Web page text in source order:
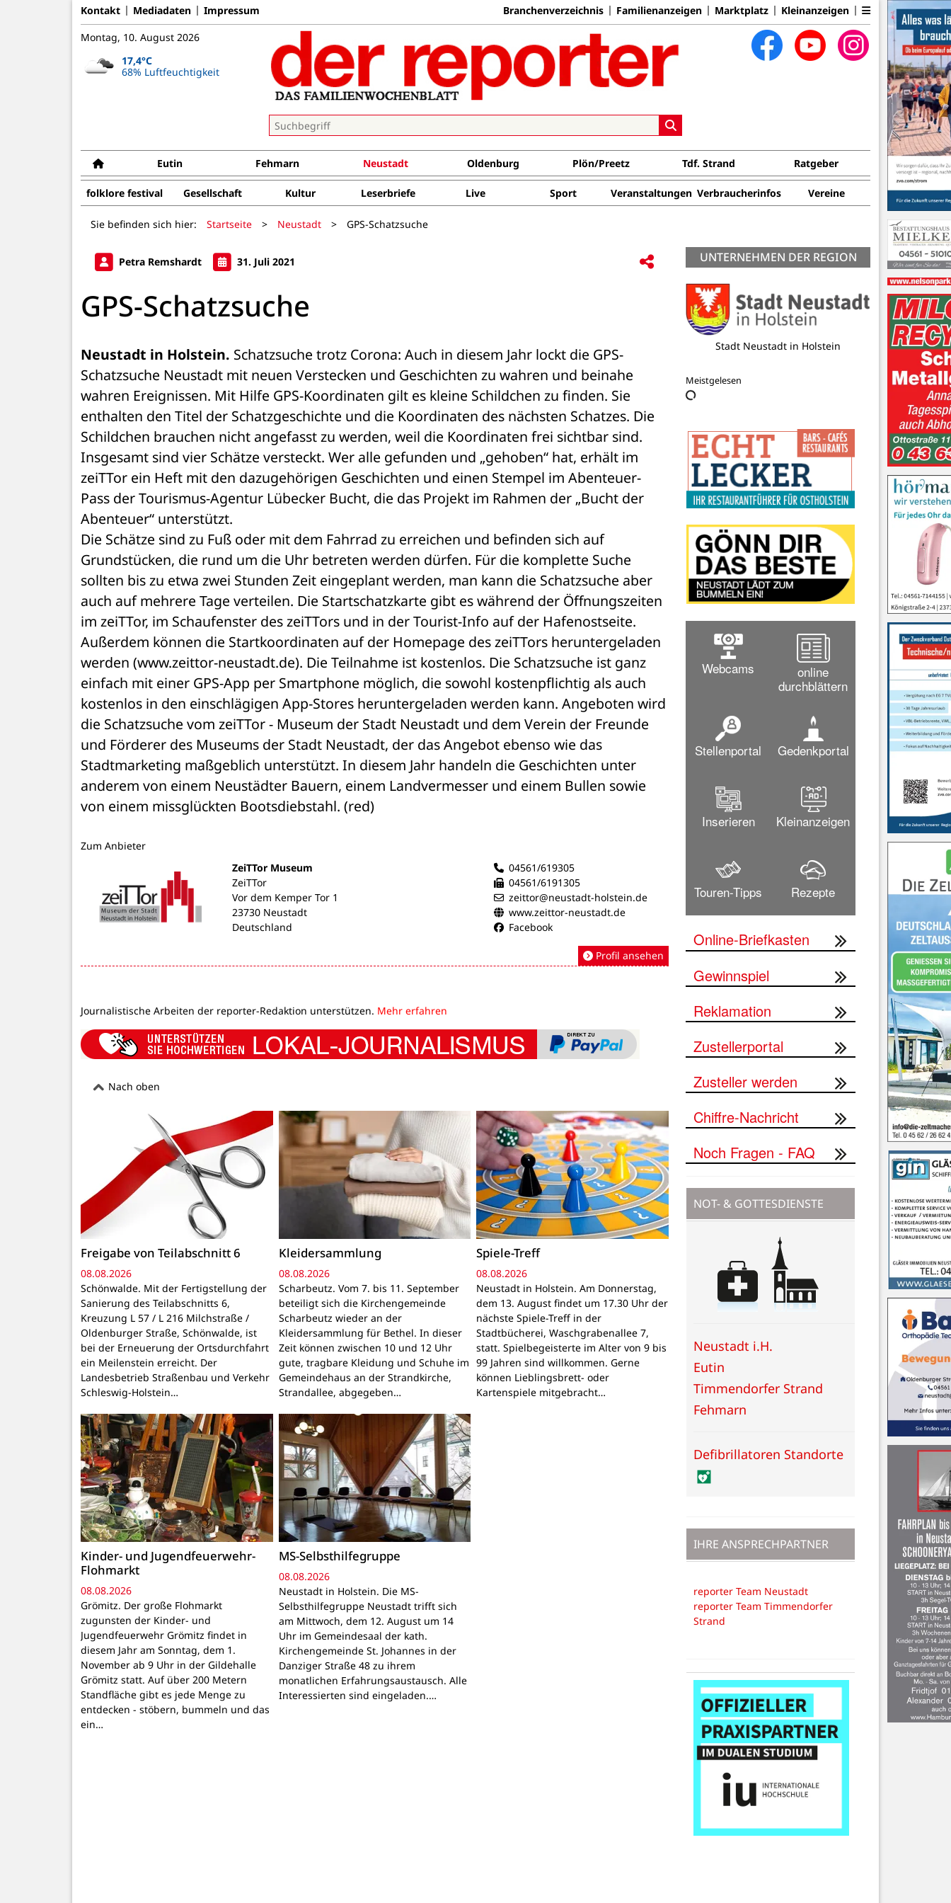
Kontakt Mediadaten Impressum Branchenverzeichnis Familienanzeigen Marktplatz Kleinanzeigen
Montag, 10. August 2026
17,4°C
68% Luftfeuchtigkeit
Eutin Fehmarn Neustadt Oldenburg Plön/Preetz Tdf. Strand Ratgeber
folklore festival Gesellschaft Kultur Leserbriefe Live Sport Veranstaltungen Verbraucherinfos Vereine
Sie befinden sich hier: Startseite > Neustadt > GPS-Schatzsuche
Petra Remshardt 31. Juli 2021
GPS-Schatzsuche
Neustadt in Holstein. Schatzsuche trotz Corona: Auch in diesem Jahr lockt die GPS-
Schatzsuche Neustadt mit neuen Verstecken und Geschichten zu wahren und beinahe
wahren Ereignissen. Mit Hilfe GPS-Koordinaten gilt es kleine Schildchen zu finden. Sie
enthalten den Titel der Schatzgeschichte und die Koordinaten des nächsten Schatzes. Die
Schildchen brauchen nicht angefasst zu werden, weil die Koordinaten frei sichtbar sind.
Insgesamt sind vier Schätze versteckt. Wer alle gefunden und „gehoben“ hat, erhält im
zeiTTor ein Heft mit den dazugehörigen Geschichten und einen Stempel im Abenteuer-
Pass der Tourismus-Agentur Lübecker Bucht, die das Projekt im Rahmen der „Bucht der
Abenteuer“ unterstützt.
Die Schätze sind zu Fuß oder mit dem Fahrrad zu erreichen und befinden sich auf
Grundstücken, die rund um die Uhr betreten werden dürfen. Für die komplette Suche
sollten bis zu etwa zwei Stunden Zeit eingeplant werden, man kann die Schatzsuche aber
auch auf mehrere Tage verteilen. Die Startschatzkarte gibt es während der Öffnungszeiten
im zeiTTor, im Schaufenster des zeiTTors und in der Tourist-Info auf der Hafenostseite.
Außerdem können die Startkoordinaten auf der Homepage des zeiTTors heruntergeladen
werden (www.zeittor-neustadt.de). Die Teilnahme ist kostenlos. Die Schatzsuche ist ganz
einfach mit einer GPS-App per Smartphone möglich, die sowohl kostenpflichtig als auch
kostenlos in den einschlägigen App-Stores heruntergeladen werden kann. Angeboten wird
die Schatzsuche vom zeiTTor - Museum der Stadt Neustadt und dem Verein der Freunde
und Förderer des Museums der Stadt Neustadt, der das Angebot ebenso wie das
Stadtmarketing maßgeblich unterstützt. In diesem Jahr handeln die Geschichten unter
anderem von einem Neustädter Bauern, einem Landvermesser und einem Bullen sowie
von einem missglückten Bootsdiebstahl. (red)
Zum Anbieter
ZeiTTor Museum
ZeiTTor
Vor dem Kemper Tor 1
23730 Neustadt
Deutschland
04561/619305
04561/6191305
zeittor@neustadt-holstein.de
www.zeittor-neustadt.de
Facebook
Profil ansehen
Journalistische Arbeiten der reporter-Redaktion unterstützen. Mehr erfahren
Nach oben
Freigabe von Teilabschnitt 6
08.08.2026
Schönwalde. Mit der Fertigstellung der
Sanierung des Teilabschnitts 6,
Kreuzung L 57 / L 216 Milchstraße /
Oldenburger Straße, Schönwalde, ist
bei der Erneuerung der Ortsdurchfahrt
ein Meilenstein erreicht. Der
Landesbetrieb Straßenbau und Verkehr
Schleswig-Holstein…
Kleidersammlung
08.08.2026
Scharbeutz. Vom 7. bis 11. September
beteiligt sich die Kirchengemeinde
Scharbeutz wieder an der
Kleidersammlung für Bethel. In dieser
Zeit können zwischen 10 und 12 Uhr
gute, tragbare Kleidung und Schuhe im
Gemeindehaus an der Strandkirche,
Strandallee, abgegeben…
Spiele-Treff
08.08.2026
Neustadt in Holstein. Am Donnerstag,
dem 13. August findet um 17.30 Uhr der
nächste Spiele-Treff in der
Stadtbücherei, Waschgrabenallee 7,
statt. Spielbegeisterte im Alter von 9 bis
99 Jahren sind willkommen. Gerne
können Lieblingsbrett- oder
Kartenspiele mitgebracht…
Kinder- und Jugendfeuerwehr-
Flohmarkt
08.08.2026
Grömitz. Der große Flohmarkt
zugunsten der Kinder- und
Jugendfeuerwehr Grömitz findet in
diesem Jahr am Sonntag, dem 1.
November ab 9 Uhr in der Gildehalle
Grömitz statt. Auf über 200 Metern
Standfläche gibt es jede Menge zu
entdecken - stöbern, bummeln und das
ein…
MS-Selbsthilfegruppe
08.08.2026
Neustadt in Holstein. Die MS-
Selbsthilfegruppe Neustadt trifft sich
am Mittwoch, dem 12. August um 14
Uhr im Gemeindesaal der kath.
Kirchengemeinde St. Johannes in der
Danziger Straße 48 zu ihrem
monatlichen Erfahrungsaustausch. Alle
Interessierten sind eingeladen.…
UNTERNEHMEN DER REGION
Gemeinschaftsschule Grömitz
Meistgelesen
Webcams
online
durchblättern
Stellenportal Gedenkportal
Inserieren Kleinanzeigen
Touren-Tipps Rezepte
Online-Briefkasten
Gewinnspiel
Reklamation
Zustellerportal
Zusteller werden
Chiffre-Nachricht
Noch Fragen - FAQ
NOT- & GOTTESDIENSTE
Neustadt i.H.
Eutin
Timmendorfer Strand
Fehmarn
Defibrillatoren Standorte
IHRE ANSPRECHPARTNER
reporter Team Neustadt
reporter Team Timmendorfer
Strand